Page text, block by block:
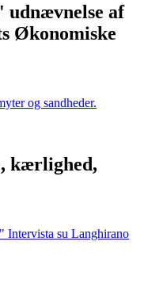
udnævnelse af
Økonomiske
kærlighed,